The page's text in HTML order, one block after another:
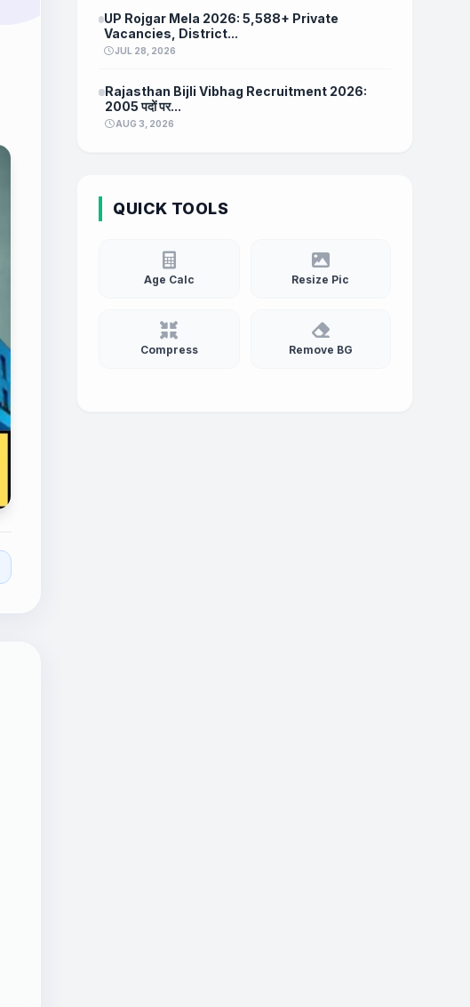
UP Rojgar Mela 2026: 5,588+ Private
Vacancies, District...
JUL 28, 2026
Rajasthan Bijli Vibhag Recruitment 2026:
2005 पदों पर...
AUG 3, 2026
QUICK TOOLS
Age Calc Resize Pic
Compress Remove BG